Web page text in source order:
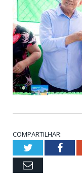
COMPARTILHAR:
Twitter
Email